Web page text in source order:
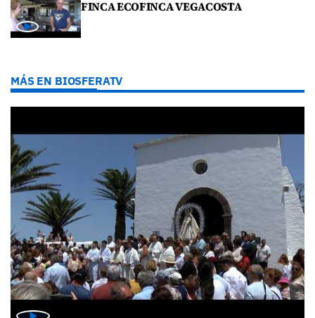
FINCA ECOFINCA VEGACOSTA
MÁS EN BIOSFERATV